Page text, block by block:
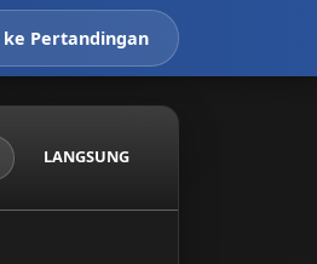
Pertandingan
LANGSUNG